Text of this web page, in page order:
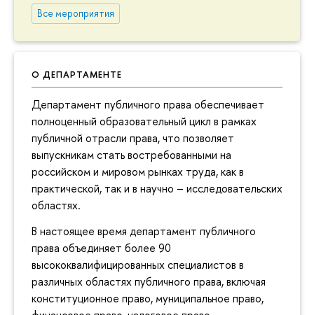
Все мероприятия
О ДЕПАРТАМЕНТЕ
Департамент публичного права обеспечивает
полноценный образовательный цикл в рамках
публичной отрасли права, что позволяет
выпускникам стать востребованными на
российском и мировом рынках труда, как в
практической, так и в научно – исследовательских
областях.
В настоящее время департамент публичного
права объединяет более 90
высококвалифицированных специалистов в
различных областях публичного права, включая
конституционное право, муниципальное право,